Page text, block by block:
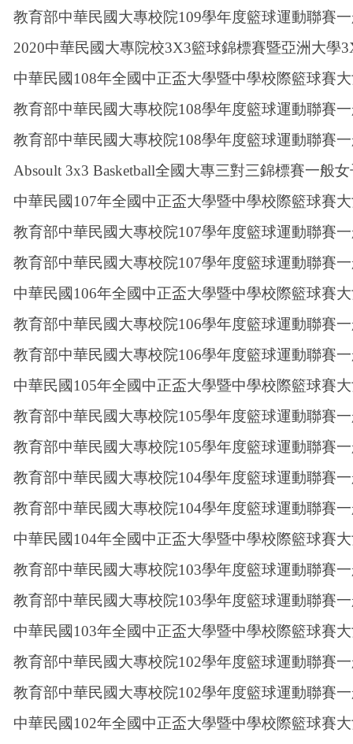
教育部中華民國大專校院109學年度籃球運動聯賽
2020中華民國大專院校3X3籃球錦標賽暨亞洲大學
中華民國108年全國中正盃大學暨中學校際籃球賽
教育部中華民國大專校院108學年度籃球運動聯賽
教育部中華民國大專校院108學年度籃球運動聯賽
Absoult 3x3 Basketball全國大專三對三錦標賽一般
中華民國107年全國中正盃大學暨中學校際籃球賽
教育部中華民國大專校院107學年度籃球運動聯賽
教育部中華民國大專校院107學年度籃球運動聯賽
中華民國106年全國中正盃大學暨中學校際籃球賽
教育部中華民國大專校院106學年度籃球運動聯賽
教育部中華民國大專校院106學年度籃球運動聯賽
中華民國105年全國中正盃大學暨中學校際籃球賽
教育部中華民國大專校院105學年度籃球運動聯賽
教育部中華民國大專校院105學年度籃球運動聯賽
教育部中華民國大專校院104學年度籃球運動聯賽
教育部中華民國大專校院104學年度籃球運動聯賽
中華民國104年全國中正盃大學暨中學校際籃球賽
教育部中華民國大專校院103學年度籃球運動聯賽
教育部中華民國大專校院103學年度籃球運動聯賽
中華民國103年全國中正盃大學暨中學校際籃球賽
教育部中華民國大專校院102學年度籃球運動聯賽
教育部中華民國大專校院102學年度籃球運動聯賽
中華民國102年全國中正盃大學暨中學校際籃球賽